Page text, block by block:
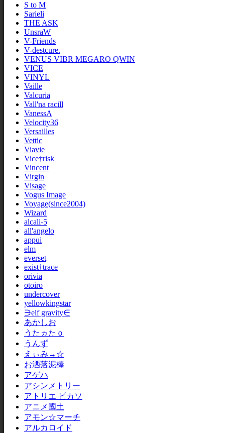
S to M
Sarieli
THE ASK
UnsraW
V-Friends
V-destcure.
VENUS VIBR MEGARO QWIN
VICE
VINYL
Vaille
Valcuria
Vall'na racill
VanessA
Velocity36
Versailles
Vettic
Viavie
Vice†risk
Vincent
Virgin
Visage
Vogus Image
Voyage(since2004)
Wizard
alcali-5
all'angelo
appui
elm
everset
exist†trace
orivia
otoiro
undercover
yellowkingstar
∋elf gravity∈
あかしお
うたヵたｏ
うんず
えぃみ→☆
お洒落泥棒
アゲハ
アシンメトリー
アトリエ ピカソ
アニメ國土
アモン☆マーチ
アルカロイド